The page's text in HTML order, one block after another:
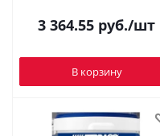
3 364.55 руб./шт
В корзину